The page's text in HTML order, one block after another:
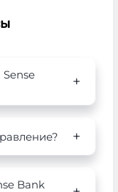
Bank